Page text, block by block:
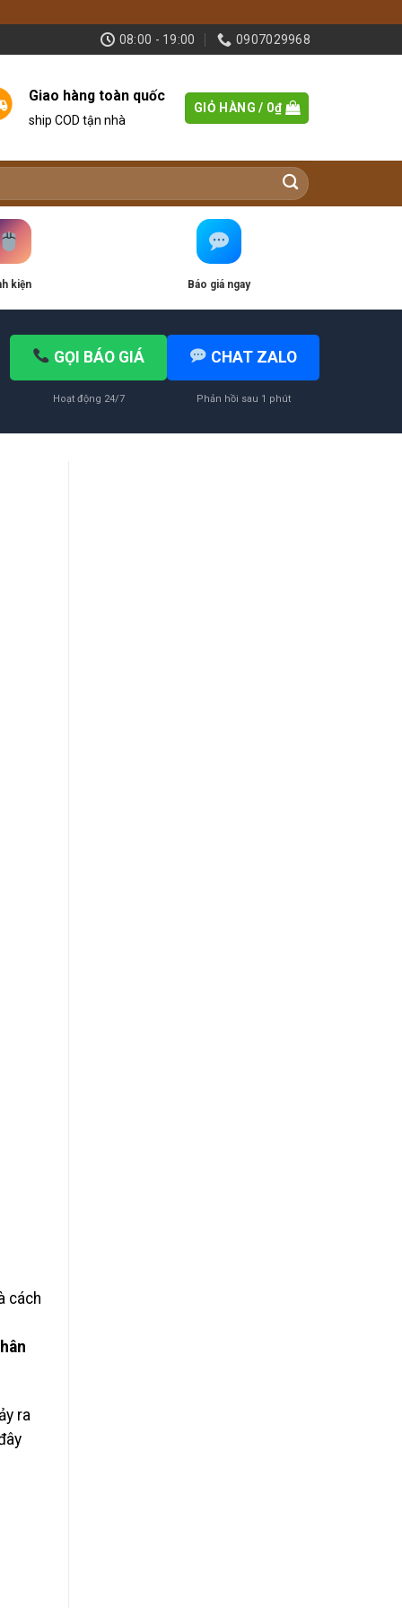
08:00 - 19:00 0907029968
Giao hàng toàn quốc
ship COD tận nhà
GIỎ HÀNG / 0₫
kiện Báo giá ngay
GỌI BÁO GIÁ
Hoạt động 24/7
CHAT ZALO
Phản hồi sau 1 phút
cách
ra